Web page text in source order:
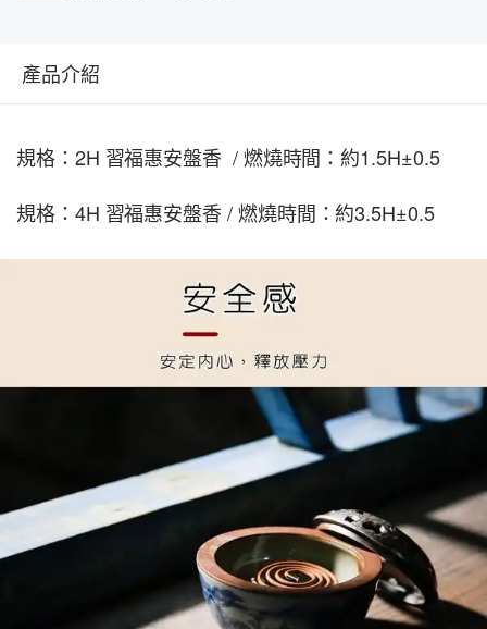
產品介紹
規格：2H 習福惠安盤香 /燃燒時間：約1.5H±0.5
規格：4H 習福惠安盤香 /燃燒時間：約3.5H±0.5